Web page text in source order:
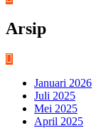
Arsip
Januari 2026
Juli 2025
Mei 2025
April 2025